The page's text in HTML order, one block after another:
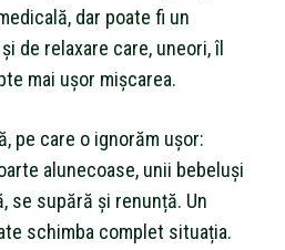
dar poate fi un
de relaxare care, uneori, îl
mai ușor mișcarea.
pe care o ignorăm ușor:
alunecoase, unii bebeluși
se supără și renunță. Un
schimba complet situația.